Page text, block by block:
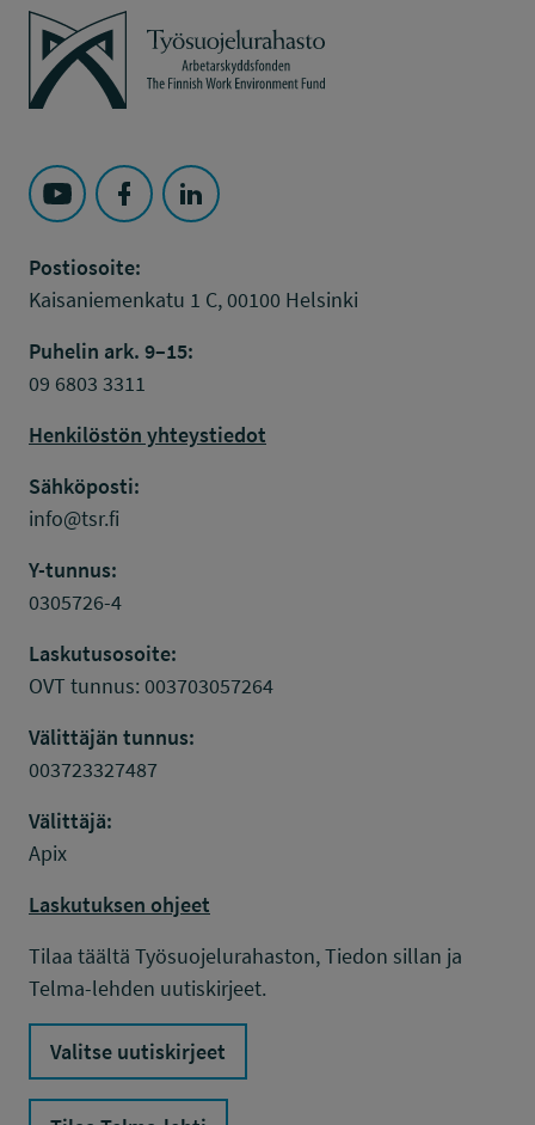
Työsuojelurahasto
Seuraa Työsuojelurahasto kohteessa: YouTube
Seuraa Työsuojelurahasto kohteessa:
Seuraa Työsuojelurahasto kohteessa:
Postiosoite:
Kaisaniemenkatu 1 C, 00100 Helsinki
Puhelin ark. 9–15:
09 6803 3311
Henkilöstön yhteystiedot
Sähköposti:
info@tsr.fi
Y-tunnus:
0305726-4
Laskutusosoite:
OVT tunnus: 003703057264
Välittäjän tunnus:
003723327487
Välittäjä:
Apix
Laskutuksen ohjeet
Tilaa täältä Työsuojelurahaston, Tiedon sillan ja
Telma-lehden uutiskirjeet.
Valitse uutiskirjeet